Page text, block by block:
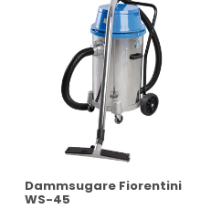
Dammsugare Fiorentini
WS-45